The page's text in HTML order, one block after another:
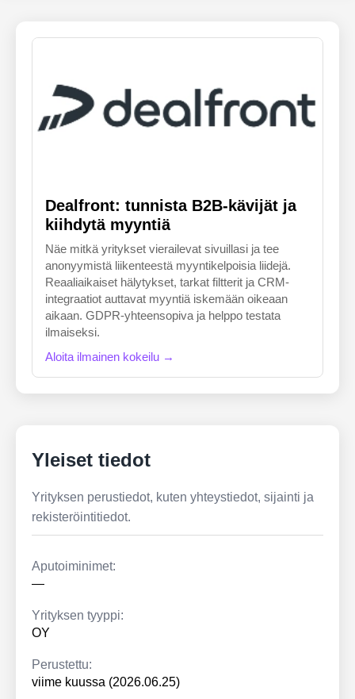
Dealfront: tunnista B2B-kävijät ja
kiihdytä myyntiä
Näe mitkä yritykset vierailevat sivuillasi ja tee
anonyymistä liikenteestä myyntikelpoisia liidejä.
Reaaliaikaiset hälytykset, tarkat filtterit ja CRM-
integraatiot auttavat myyntiä iskemään oikeaan
aikaan. GDPR-yhteensopiva ja helppo testata
ilmaiseksi.
Aloita ilmainen kokeilu →
Yleiset tiedot
Yrityksen perustiedot, kuten yhteystiedot, sijainti ja
rekisteröintitiedot.
Aputoiminimet:
—
Yrityksen tyyppi:
OY
Perustettu:
viime kuussa (2026.06.25)